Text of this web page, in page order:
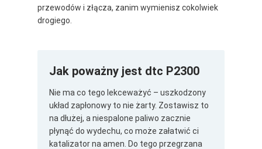
przewodów i złącza, zanim wymienisz cokolwiek
drogiego.
Jak poważny jest dtc P2300
Nie ma co tego lekceważyć – uszkodzony
układ zapłonowy to nie żarty. Zostawisz to
na dłużej, a niespalone paliwo zacznie
płynąć do wydechu, co może załatwić ci
katalizator na amen. Do tego przegrzana